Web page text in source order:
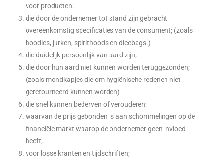
voor producten:
die door de ondernemer tot stand zijn gebracht
overeenkomstig specificaties van de consument; (zoals
hoodies, jurken, spirithoods en dicebags.)
die duidelijk persoonlijk van aard zijn;
die door hun aard niet kunnen worden teruggezonden;
(zoals mondkapjes die om hygiënische redenen niet
geretourneerd kunnen worden)
die snel kunnen bederven of verouderen;
waarvan de prijs gebonden is aan schommelingen op de
financiële markt waarop de ondernemer geen invloed
heeft;
voor losse kranten en tijdschriften;